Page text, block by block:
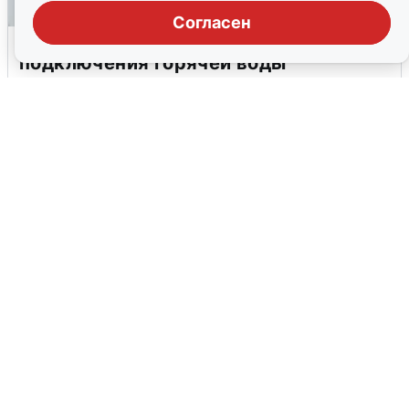
Согласен
В Архангельске перенесли сроки
подключения горячей воды